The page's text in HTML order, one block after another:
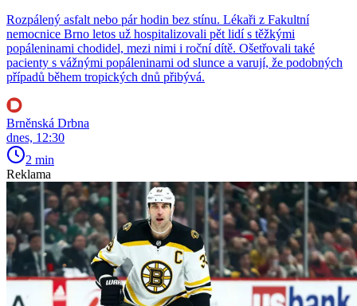
Rozpálený asfalt nebo pár hodin bez stínu. Lékaři z Fakultní
nemocnice Brno letos už hospitalizovali pět lidí s těžkými
popáleninami chodidel, mezi nimi i roční dítě. Ošetřovali také
pacienty s vážnými popáleninami od slunce a varují, že podobných
případů během tropických dnů přibývá.
Brněnská Drbna
dnes, 12:30
2 min
Reklama